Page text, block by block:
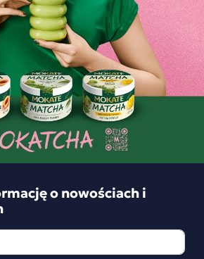
o nowościach i